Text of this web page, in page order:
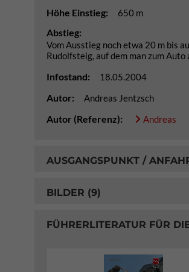
Höhe Einstieg: 650 m
Abstieg:
Vom Ausstieg noch etwa 20 m bis
Rudolfsteig, auf dem man zum
Infostand: 18.05.2004
Autor: Andreas Jentzsch
Autor (Referenz): Andreas
AUSGANGSPUNKT /
BILDER (9)
FÜHRERLITERATUR FÜR